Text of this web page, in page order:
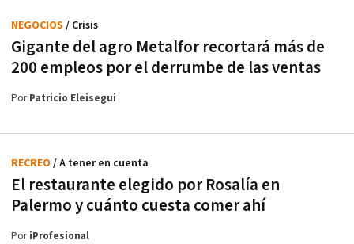
Gigante del agro Metalfor recortará más de
200 empleos por el derrumbe de las ventas
NEGOCIOS / Crisis
PorPatricio Eleisegui
El restaurante elegido por Rosalía en
Palermo y cuánto cuesta comer ahí
RECREO / A tener en cuenta
PoriProfesional